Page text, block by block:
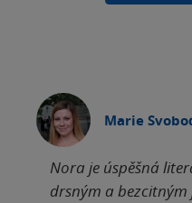
Marie
Nora je úspěšná
drsným a